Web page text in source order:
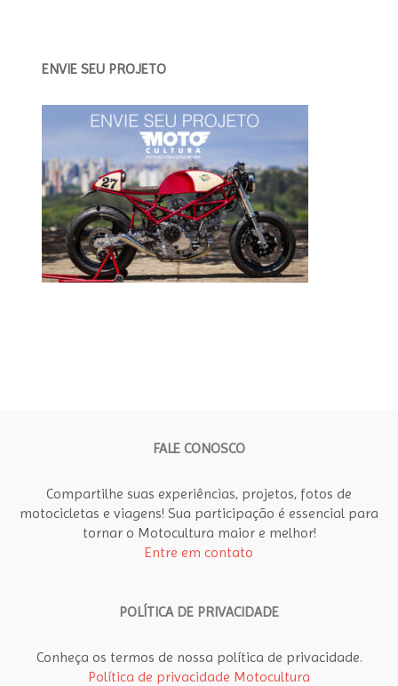
ENVIE SEU PROJETO
FALE CONOSCO
Compartilhe suas experiências, projetos, fotos de
motocicletas e viagens! Sua participação é essencial para
tornar o Motocultura maior e melhor!
Entre em contato
POLÍTICA DE PRIVACIDADE
Conheça os termos de nossa política de privacidade.
Política de privacidade Motocultura